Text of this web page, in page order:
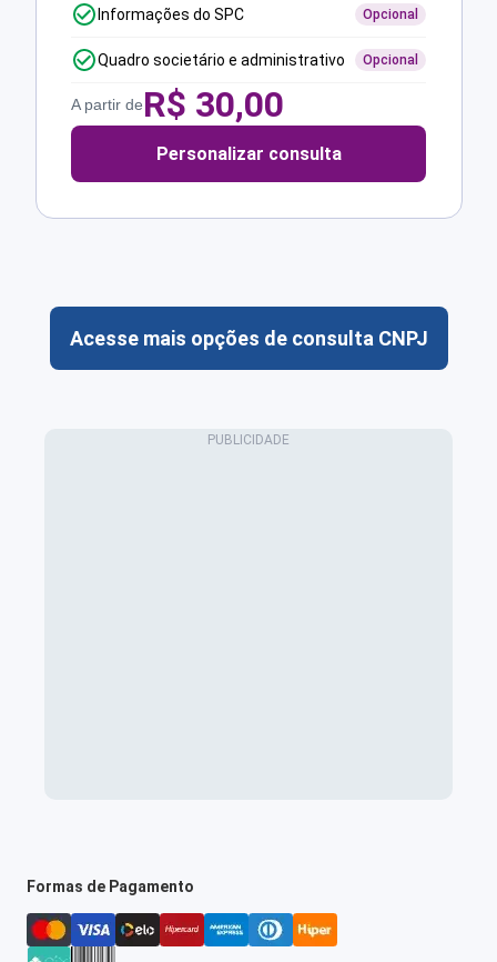
Informações do SPC Opcional
Quadro societário e administrativo Opcional
A partir deR$ 30,00
Personalizar consulta
Acesse mais opções de consulta CNPJ
Formas de Pagamento